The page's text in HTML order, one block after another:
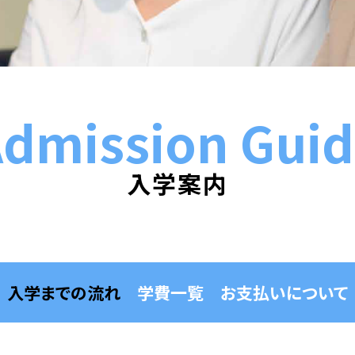
卒業生の声
先生紹介
入学案内
入学までの流れ 学費一覧 お支払いについて